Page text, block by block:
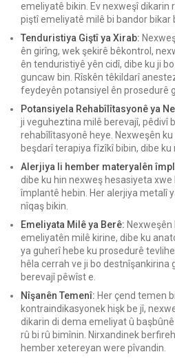
emeliyatê bikin. Ev nexweşî dikarin
piştî emeliyatê milê bi bandor bikar
Tenduristiya Giştî ya Xirab:
ên girîng, wek şekirê bêkontrol,
ên tenduristiyê yên cidî, dibe ku ji
guncaw bin. Rîskên têkildarî
feydeyên potansiyel ên prosedurê
Potansiyela Rehabîlîtasyonê ya
ji veguheztina milê berevajî, pêdivî
rehabîlîtasyonê heye. Nexweşên
beşdarî terapiya fîzîkî bibin, dibe
Alerjiya li hember materyalên
dibe ku hin nexweş hesasiyeta
împlantê hebin. Her alerjiya metalî
nîqaş bikin.
Emeliyata Milê ya Berê:
emeliyatên milê kirine, dibe ku
ya guherî hebe ku prosedurê
hêla cerrah ve ji bo
berevajî pêwîst e.
Nîşanên Temenî: Her çend temen
kontraindikasyonek hişk be jî,
dikarin di dema emeliyat û
rû bi rû bimînin. Nirxandinek
hember xetereyan were pîvandin.